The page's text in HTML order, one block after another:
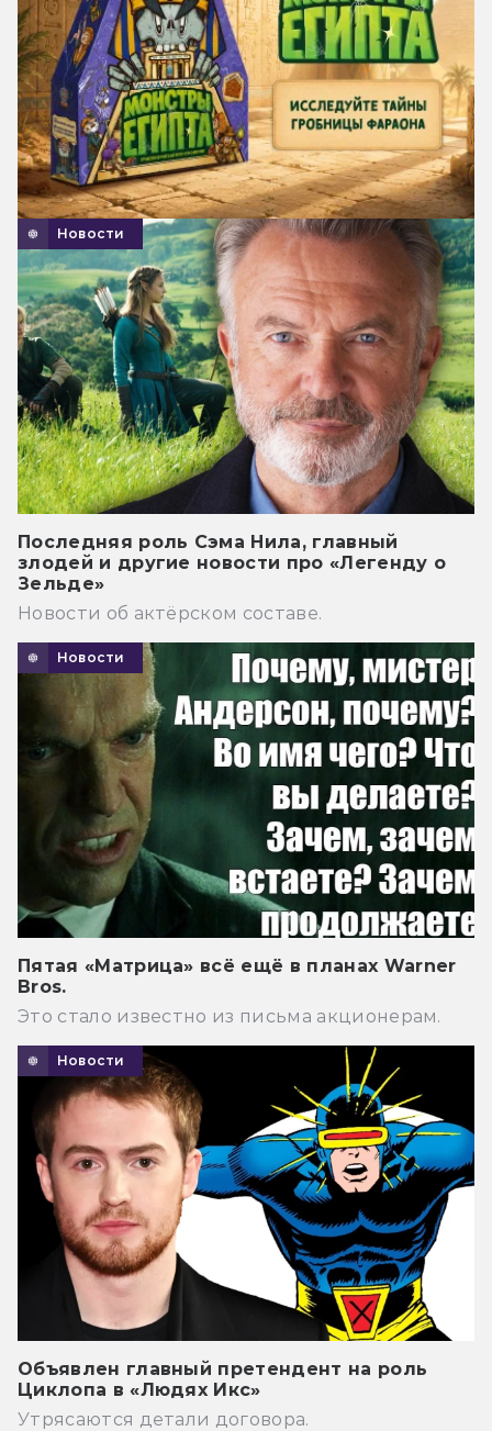
Новости
Последняя роль Сэма Нила, главный
злодей и другие новости про «Легенду о
Зельде»
Новости об актёрском составе.
Новости
Пятая «Матрица» всё ещё в планах Warner
Bros.
Это стало известно из письма акционерам.
Новости
Объявлен главный претендент на роль
Циклопа в «Людях Икс»
Утрясаются детали договора.